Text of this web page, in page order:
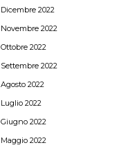
Dicembre 2022
Novembre 2022
Ottobre 2022
Settembre 2022
Agosto 2022
Luglio 2022
Giugno 2022
Maggio 2022